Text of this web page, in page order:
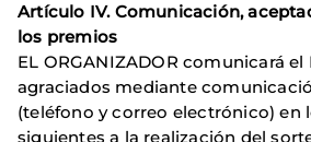
Artículo IV. Comunicación,
los premios
EL ORGANIZADOR comunicará
agraciados mediante
(teléfono y correo electrónico) en
siguientes a la realización del